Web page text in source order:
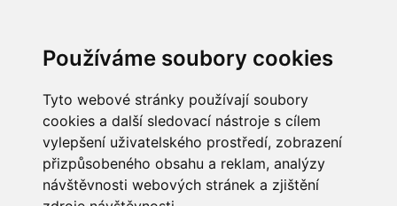
Používáme soubory cookies
Tyto webové stránky používají soubory
cookies a další sledovací nástroje s cílem
vylepšení uživatelského prostředí, zobrazení
přizpůsobeného obsahu a reklam, analýzy
návštěvnosti webových stránek a zjištění